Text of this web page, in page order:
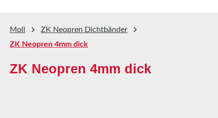
Moll
ZK Neopren Dichtbänder
ZK Neopren 4mm dick
ZK Neopren 4mm dick